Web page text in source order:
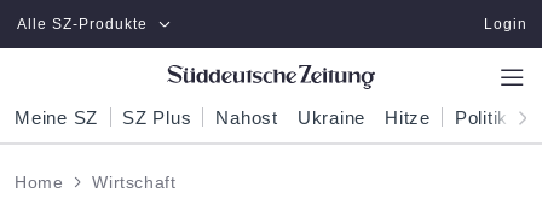
Zum Hauptinhalt springen
Alle SZ-Produkte Login
Meine SZ SZ Plus Nahost Ukraine Hitze Politik
Home Wirtschaft